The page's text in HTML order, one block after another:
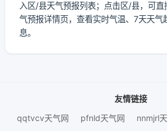
入区/县天气预报列表；点击区/县，可
气预报详情页，查看实时气温、7天天气
息。
友情链接
qqtvcv天气网
pfnld天气网 nnmjrl